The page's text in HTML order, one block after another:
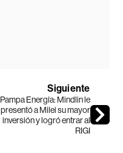
Siguiente
Pampa Energía: Mindlin le
presentó a Milei su mayor
inversión y logró entrar al
RIGI